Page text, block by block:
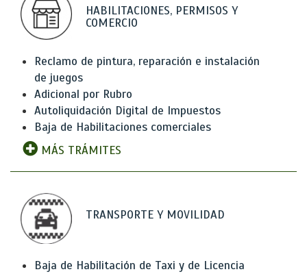
HABILITACIONES, PERMISOS Y
COMERCIO
Reclamo de pintura, reparación e instalación
de juegos
Adicional por Rubro
Autoliquidación Digital de Impuestos
Baja de Habilitaciones comerciales
MÁS TRÁMITES
TRANSPORTE Y MOVILIDAD
Baja de Habilitación de Taxi y de Licencia